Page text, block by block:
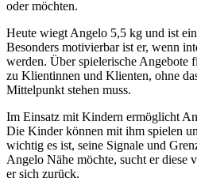
oder möchten.
Heute wiegt Angelo 5,5 kg und ist
Besonders motivierbar ist er, wenn
werden. Über spielerische Angebote
zu Klientinnen und Klienten, ohne
Mittelpunkt stehen muss.
Im Einsatz mit Kindern ermöglicht
Die Kinder können mit ihm spielen
wichtig es ist, seine Signale und
Angelo Nähe möchte, sucht er diese
er sich zurück.